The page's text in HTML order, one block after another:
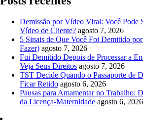
Demissão por Vídeo Viral: Você Pode
Vídeo de Cliente? agosto 7, 2026
5 Sinais de Que Você Foi Demitido
Fazer) agosto 7, 2026
Fui Demitido Depois de Processar a
Veja Seus Direitos agosto 7, 2026
TST Decide Quando o Passaporte de
Ficar Retido agosto 6, 2026
Pausas para Amamentar no Trabalho:
da Licença-Maternidade agosto 6, 2026